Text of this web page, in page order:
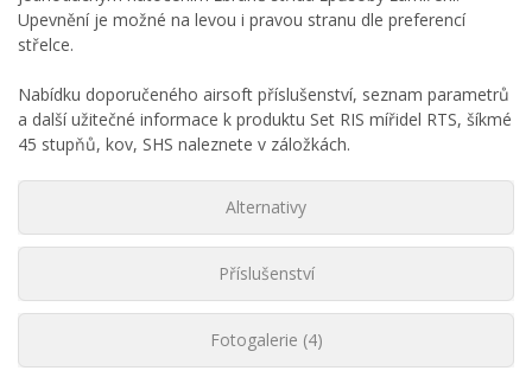
Upevnění je možné na levou i pravou stranu dle preferencí
střelce.
Nabídku doporučeného airsoft příslušenství, seznam parametrů
a další užitečné informace k produktu Set RIS mířidel RTS, šíkmé
45 stupňů, kov, SHS naleznete v záložkách.
Alternativy
Příslušenství
Fotogalerie (4)